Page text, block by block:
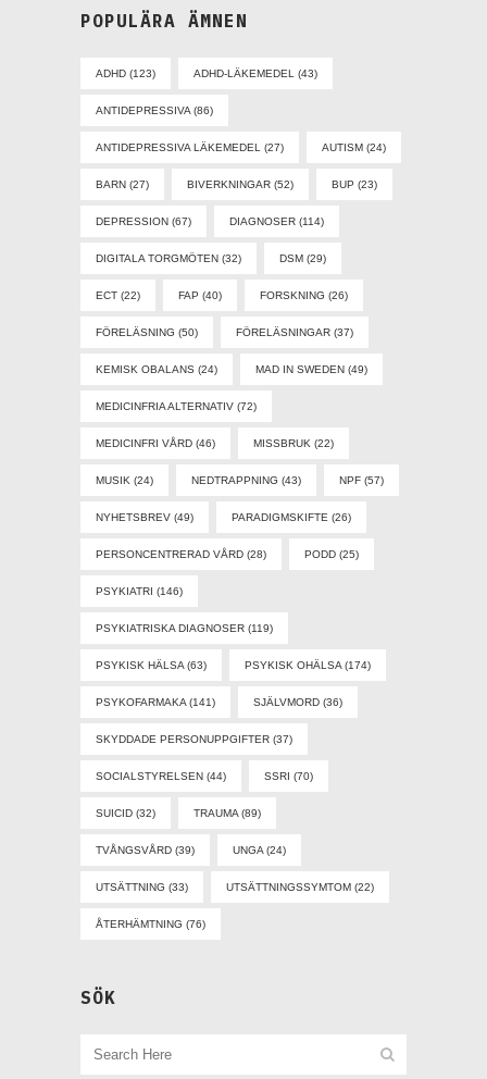
POPULÄRA ÄMNEN
ADHD (123) ADHD-LÄKEMEDEL (43)
ANTIDEPRESSIVA (86)
ANTIDEPRESSIVA LÄKEMEDEL (27) AUTISM (24)
BARN (27) BIVERKNINGAR (52) BUP (23)
DEPRESSION (67) DIAGNOSER (114)
DIGITALA TORGMÖTEN (32) DSM (29)
ECT (22) FAP (40) FORSKNING (26)
FÖRELÄSNING (50) FÖRELÄSNINGAR (37)
KEMISK OBALANS (24) MAD IN SWEDEN (49)
MEDICINFRIA ALTERNATIV (72)
MEDICINFRI VÅRD (46) MISSBRUK (22)
MUSIK (24) NEDTRAPPNING (43) NPF (57)
NYHETSBREV (49) PARADIGMSKIFTE (26)
PERSONCENTRERAD VÅRD (28) PODD (25)
PSYKIATRI (146)
PSYKIATRISKA DIAGNOSER (119)
PSYKISK HÄLSA (63) PSYKISK OHÄLSA (174)
PSYKOFARMAKA (141) SJÄLVMORD (36)
SKYDDADE PERSONUPPGIFTER (37)
SOCIALSTYRELSEN (44) SSRI (70)
SUICID (32) TRAUMA (89)
TVÅNGSVÅRD (39) UNGA (24)
UTSÄTTNING (33) UTSÄTTNINGSSYMTOM (22)
ÅTERHÄMTNING (76)
SÖK